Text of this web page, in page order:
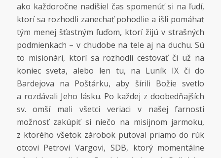
ako každoročne nadišiel čas spomenúť si na ľudí,
ktorí sa rozhodli zanechať pohodlie a išli pomáhať
tým menej šťastným ľuďom, ktorí žijú v strašných
podmienkach – v chudobe na tele aj na duchu. Sú
to misionári, ktorí sa rozhodli cestovať či už na
koniec sveta, alebo len tu, na Luník IX či do
Bardejova na Poštárku, aby šírili Božie svetlo
a rozdávali Jeho lásku. Po každej z doobedňajších
sv. omší mali všetci veriaci v našej farnosti
možnosť zakúpiť si niečo na misijnom jarmoku,
z ktorého všetok zárobok putoval priamo do rúk
otcovi Petrovi Vargovi, SDB, ktorý momentálne